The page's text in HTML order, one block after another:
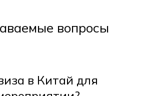
вопросы
в Китай для